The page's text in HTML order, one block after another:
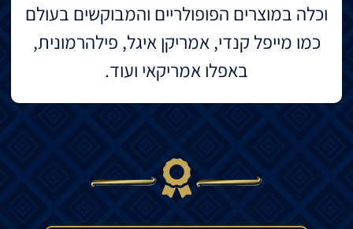
וכלה במוצרים הפופולריים והמבוקשים בעולם
כמו מייפל קנדי, אמריקן איגל, פילהרמונית,
באפלו אמריקאי ועוד.